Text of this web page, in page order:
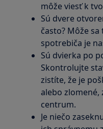
môže viesť k
Sú dvere
často? Môže
spotrebiča je
Sú dvierka po
Skontrolujte
zistíte, že je
alebo
centrum.
Je niečo